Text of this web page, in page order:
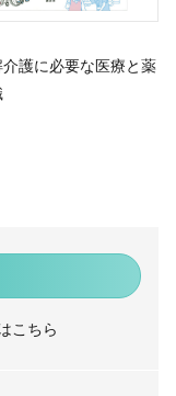
こちら
介護に必要な医療と薬